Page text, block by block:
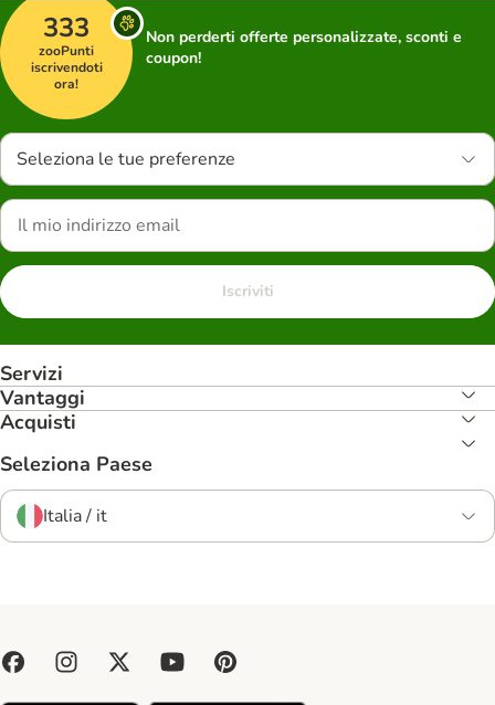
333
zooPunti
iscrivendoti
ora!
Non perderti offerte personalizzate, sconti e
coupon!
Seleziona le tue preferenze
Iscriviti
Servizi
Vantaggi
Acquisti
Seleziona Paese
Italia / it